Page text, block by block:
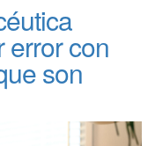
error con
son